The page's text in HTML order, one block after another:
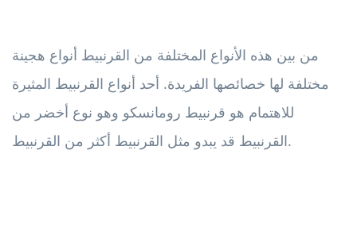
من بين هذه الأنواع المختلفة من القرنبيط أنواع هجينة
مختلفة لها خصائصها الفريدة. أحد أنواع القرنبيط المثيرة
للاهتمام هو قرنبيط رومانسكو وهو نوع أخضر من
القرنبيط قد يبدو مثل القرنبيط أكثر من القرنبيط.